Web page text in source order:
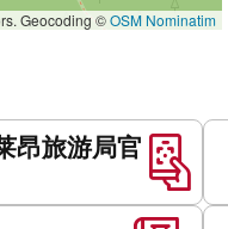
Geocoding ©OSM Nominatim
昂旅游局官